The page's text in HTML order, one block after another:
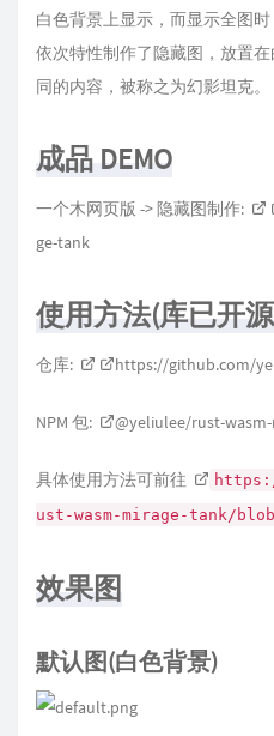
白色背景上显示，而显示全图
依次特性制作了隐藏图，放置
同的内容，被称之为幻影坦克。
成品 DEMO
一个木网页版 -> 隐藏图制作:
ge-tank
使用方法(库已开
仓库: https://github.com/
NPM 包: @yeliulee/rust-
具体使用方法可前往
ust-wasm-mirage-tank/blob/
效果图
默认图(白色背景)